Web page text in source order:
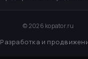
©2026 kopator.ru
Разработка и